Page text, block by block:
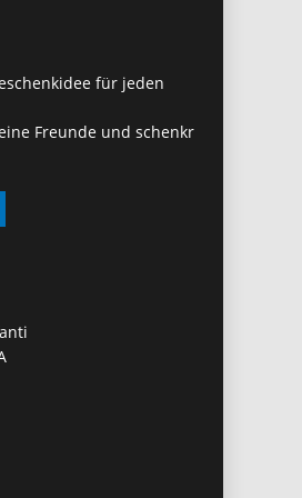
für jeden
Freunde und schenkr